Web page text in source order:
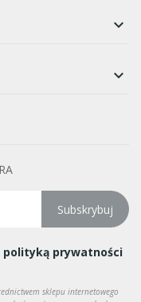


Subskrybuj
polityką prywatności
sklepu internetowego